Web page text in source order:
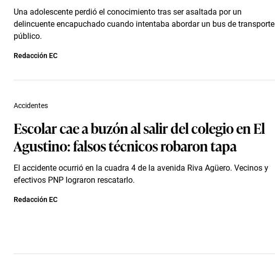
Una adolescente perdió el conocimiento tras ser asaltada por un
delincuente encapuchado cuando intentaba abordar un bus de transporte
público.
Redacción EC
Escolar cae a buzón al salir del colegio en El
Agustino: falsos técnicos robaron tapa
El accidente ocurrió en la cuadra 4 de la avenida Riva Agüero. Vecinos y
efectivos PNP lograron rescatarlo.
Accidentes
Redacción EC